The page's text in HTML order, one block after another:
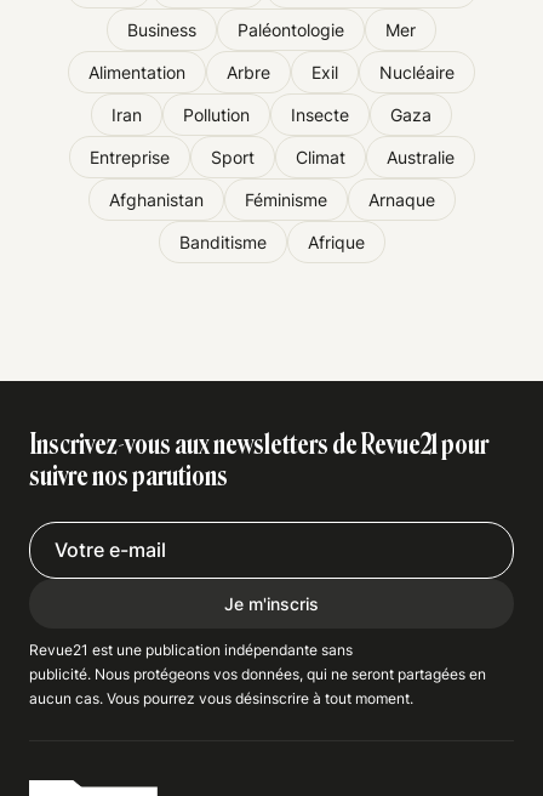
Business Paléontologie Mer
Alimentation Arbre Exil Nucléaire
Iran Pollution Insecte Gaza
Entreprise Sport Climat Australie
Afghanistan Féminisme Arnaque
Banditisme Afrique
Inscrivez-vous aux newsletters de Revue21 pour
suivre nos parutions
Je m'inscris
Revue21 est une publication indépendante sans
publicité. Nous protégeons vos données, qui ne seront partagées en
aucun cas. Vous pourrez vous désinscrire à tout moment.